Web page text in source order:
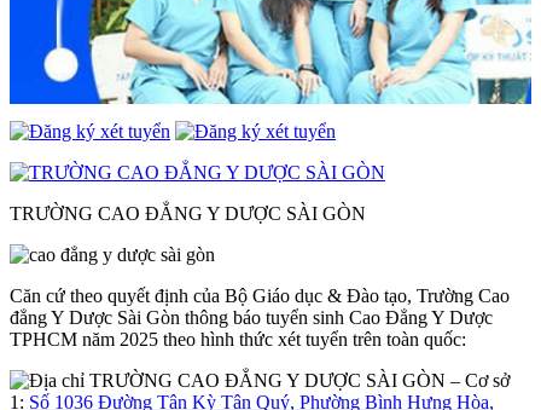
TRƯỜNG CAO ĐẲNG Y DƯỢC SÀI GÒN
Căn cứ theo quyết định của Bộ Giáo dục & Đào tạo, Trường Cao
đẳng Y Dược Sài Gòn thông báo tuyển sinh Cao Đẳng Y Dược
TPHCM năm 2025 theo hình thức xét tuyển trên toàn quốc:
– Cơ sở
1: Số 1036 Đường Tân Kỳ Tân Quý, Phường Bình Hưng Hòa,